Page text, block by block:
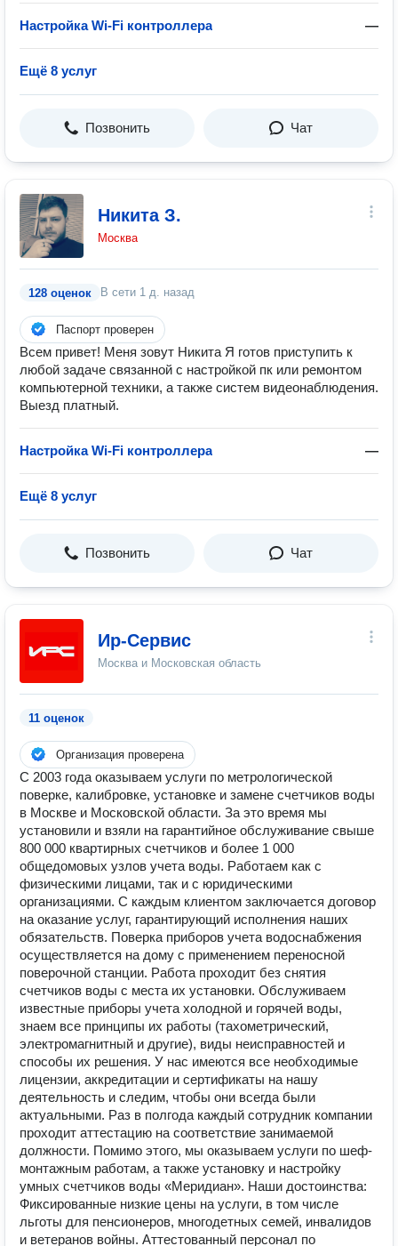
Настройка Wi-Fi контроллера —
Ещё 8 услуг
Позвонить Чат
Никита З.
Москва
128 оценок В сети 1 д. назад
Паспорт проверен
Всем привет! Меня зовут Никита Я готов приступить к
любой задаче связанной с настройкой пк или ремонтом
компьютерной техники, а также систем видеонаблюдения.
Выезд платный.
Настройка Wi-Fi контроллера —
Ещё 8 услуг
Позвонить Чат
Ир-Сервис
Москва и Московская область
11 оценок
Организация проверена
С 2003 года оказываем услуги по метрологической
поверке, калибровке, установке и замене счетчиков воды
в Москве и Московской области. За это время мы
установили и взяли на гарантийное обслуживание свыше
800 000 квартирных счетчиков и более 1 000
общедомовых узлов учета воды. Работаем как с
физическими лицами, так и с юридическими
организациями. С каждым клиентом заключается договор
на оказание услуг, гарантирующий исполнения наших
обязательств. Поверка приборов учета водоснабжения
осуществляется на дому с применением переносной
поверочной станции. Работа проходит без снятия
счетчиков воды с места их установки. Обслуживаем
известные приборы учета холодной и горячей воды,
знаем все принципы их работы (тахометрический,
электромагнитный и другие), виды неисправностей и
способы их решения. У нас имеются все необходимые
лицензии, аккредитации и сертификаты на нашу
деятельность и следим, чтобы они всегда были
актуальными. Раз в полгода каждый сотрудник компании
проходит аттестацию на соответствие занимаемой
должности. Помимо этого, мы оказываем услуги по шеф-
монтажным работам, а также установку и настройку
умных счетчиков воды «Меридиан». Наши достоинства:
Фиксированные низкие цены на услуги, в том числе
льготы для пенсионеров, многодетных семей, инвалидов
и ветеранов войны. Аттестованный персонал по